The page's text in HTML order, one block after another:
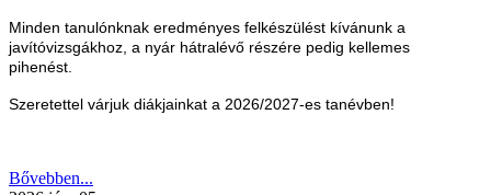
Minden tanulónknak eredményes felkészülést kívánunk a
javítóvizsgákhoz, a nyár hátralévő részére pedig kellemes
pihenést.
Szeretettel várjuk diákjainkat a 2026/2027-es tanévben!
Bővebben...